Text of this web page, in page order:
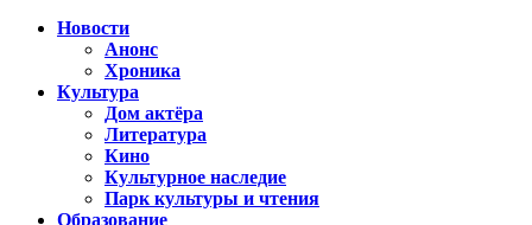
Новости
Анонс
Хроника
Культура
Дом актёра
Литература
Кино
Культурное наследие
Парк культуры и чтения
Образование